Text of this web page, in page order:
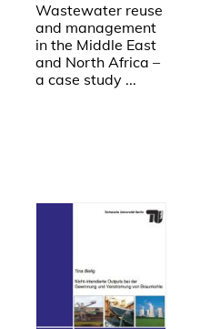
Wastewater reuse
and management
in the Middle East
and North Africa –
a case study ...